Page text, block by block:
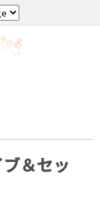
＆セッ